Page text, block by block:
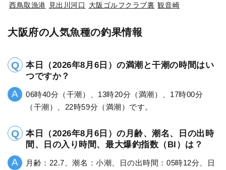
西鳥取漁港
見出川河口 大阪ゴルフクラブ裏 観音崎
大阪府の人気魚種の釣果情報
本日（2026年8月6日）の満潮と干潮の時間はい
つですか？
06時40分（干潮）、13時20分（満潮）、17時00分
（干潮）、22時59分（満潮）です。
本日（2026年8月6日）の月齢、潮名、日の出時
間、日の入り時間、最大爆釣指数（BI）は？
月齢：22.7、潮名：小潮、日の出時間：05時12分、日